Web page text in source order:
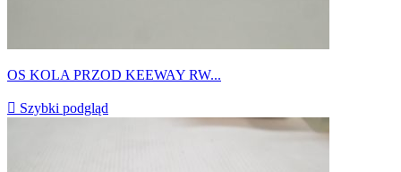
OS KOLA PRZOD KEEWAY RW...
 Szybki podgląd